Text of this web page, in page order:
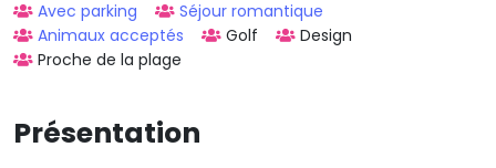
Avec parking
Séjour romantique
Animaux acceptés
Golf
Design
Proche de la plage
Présentation